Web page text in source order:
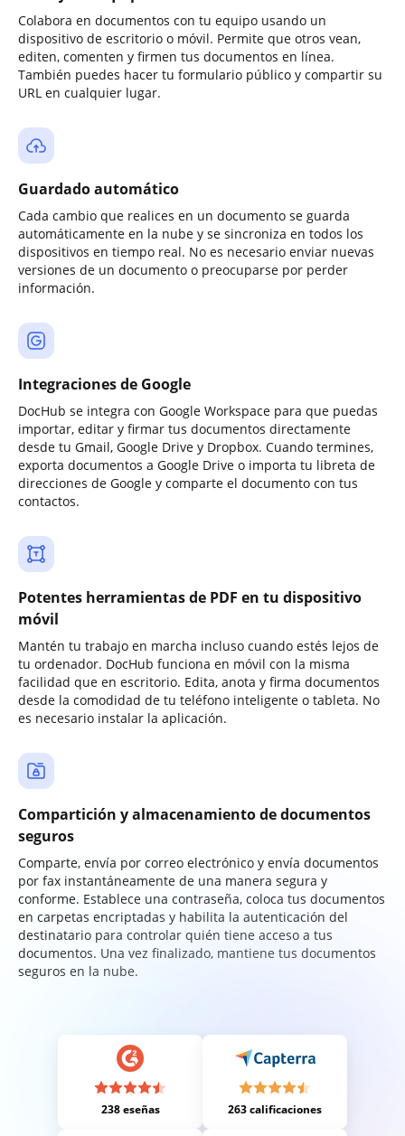
Colabora en documentos con tu equipo usando un
dispositivo de escritorio o móvil. Permite que otros vean,
editen, comenten y firmen tus documentos en línea.
También puedes hacer tu formulario público y compartir su
URL en cualquier lugar.
Guardado automático
Cada cambio que realices en un documento se guarda
automáticamente en la nube y se sincroniza en todos los
dispositivos en tiempo real. No es necesario enviar nuevas
versiones de un documento o preocuparse por perder
información.
Integraciones de Google
DocHub se integra con Google Workspace para que puedas
importar, editar y firmar tus documentos directamente
desde tu Gmail, Google Drive y Dropbox. Cuando termines,
exporta documentos a Google Drive o importa tu libreta de
direcciones de Google y comparte el documento con tus
contactos.
Potentes herramientas de PDF en tu dispositivo
móvil
Mantén tu trabajo en marcha incluso cuando estés lejos de
tu ordenador. DocHub funciona en móvil con la misma
facilidad que en escritorio. Edita, anota y firma documentos
desde la comodidad de tu teléfono inteligente o tableta. No
es necesario instalar la aplicación.
Compartición y almacenamiento de documentos
seguros
Comparte, envía por correo electrónico y envía documentos
por fax instantáneamente de una manera segura y
conforme. Establece una contraseña, coloca tus documentos
en carpetas encriptadas y habilita la autenticación del
destinatario para controlar quién tiene acceso a tus
documentos. Una vez finalizado, mantiene tus documentos
seguros en la nube.
238 eseñas 263 calificaciones